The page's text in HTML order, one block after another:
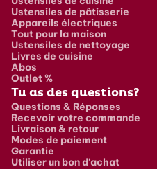
Ustensiles de pâtisserie
Appareils électriques
Tout pour la maison
Ustensiles de nettoyage
Livres de cuisine
Abos
Outlet %
Tu as des questions?
Questions & Réponses
Recevoir votre commande
Livraison & retour
Modes de paiement
Garantie
Utiliser un bon d'achat